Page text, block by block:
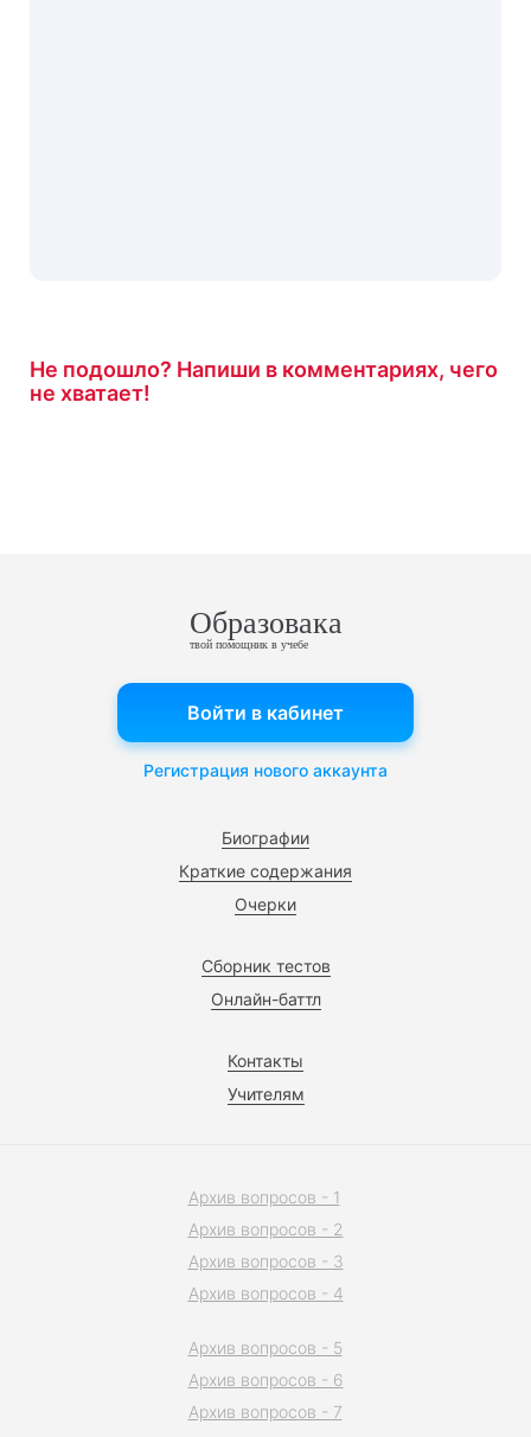
Не подошло? Напиши в комментариях, чего
не хватает!
Образовака
твой помощник в учебе
Биографии
Краткие содержания
Очерки
Сборник тестов
Онлайн-баттл
Контакты
Учителям
Войти в кабинет
Регистрация нового аккаунта
Архив вопросов - 1
Архив вопросов - 2
Архив вопросов - 3
Архив вопросов - 4
Архив вопросов - 5
Архив вопросов - 6
Архив вопросов - 7